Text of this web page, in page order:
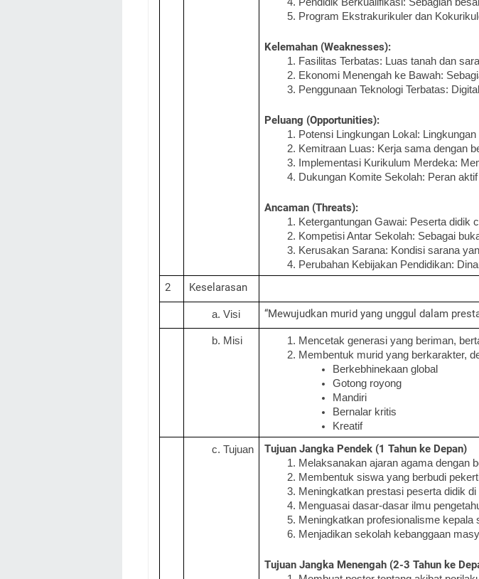
Program Ekstrakurikuler dan
Kelemahan (Weaknesses):
Fasilitas Terbatas: Luas tanah dan
Ekonomi Menengah ke Bawah:
Penggunaan Teknologi Terbatas:
Peluang (Opportunities):
Potensi Lingkungan Lokal:
Kemitraan Luas: Kerja sama dengan
Implementasi Kurikulum Merdeka:
Dukungan Komite Sekolah: Peran
Ancaman (Threats):
Ketergantungan Gawai: Peserta didik
Kompetisi Antar Sekolah: Sebagai
Kerusakan Sarana: Kondisi sarana
Perubahan Kebijakan Pendidikan:
2 Keselarasan
Visi “Mewujudkan murid yang unggul dalam
Misi
Mencetak generasi yang beriman,
Membentuk murid yang berkarakter,
Berkebhinekaan global
Gotong royong
Mandiri
Bernalar kritis
Kreatif
Tujuan Tujuan Jangka Pendek (1 Tahun ke Depan)
Melaksanakan ajaran agama dengan
Membentuk siswa yang berbudi
Meningkatkan prestasi peserta didik
Menguasai dasar-dasar ilmu
Meningkatkan profesionalisme kepala
Menjadikan sekolah kebanggaan
Tujuan Jangka Menengah (2-3 Tahun ke